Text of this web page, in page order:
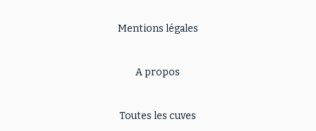
Mentions légales
A propos
Toutes les cuves